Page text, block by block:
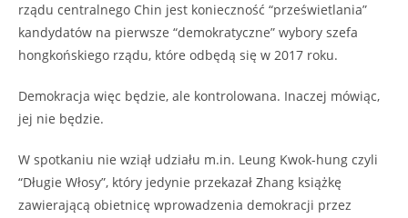
rządu centralnego Chin jest konieczność “prześwietlania”
kandydatów na pierwsze “demokratyczne” wybory szefa
hongkońskiego rządu, które odbędą się w 2017 roku.
Demokracja więc będzie, ale kontrolowana. Inaczej mówiąc,
jej nie będzie.
W spotkaniu nie wziął udziału m.in. Leung Kwok-hung czyli
“Długie Włosy”, który jedynie przekazał Zhang książkę
zawierającą obietnicę wprowadzenia demokracji przez